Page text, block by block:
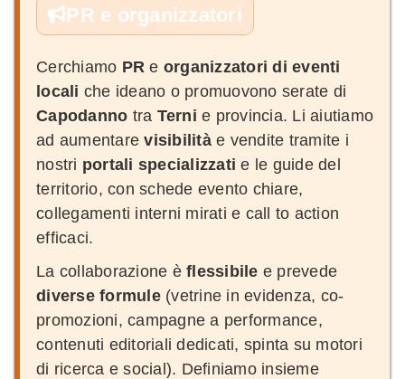
PR e organizzatori
Cerchiamo PR e organizzatori di eventi
locali che ideano o promuovono serate di
Capodanno tra Terni e provincia. Li aiutiamo
ad aumentarevisibilitàe vendite tramite i
nostri portali specializzati e le guide del
territorio, con schede evento chiare,
collegamenti interni mirati e call to action
efficaci.
La collaborazione è flessibile e prevede
diverse formule(vetrine in evidenza, co-
promozioni, campagne a performance,
contenuti editoriali dedicati, spinta su motori
di ricerca e social). Definiamo insieme